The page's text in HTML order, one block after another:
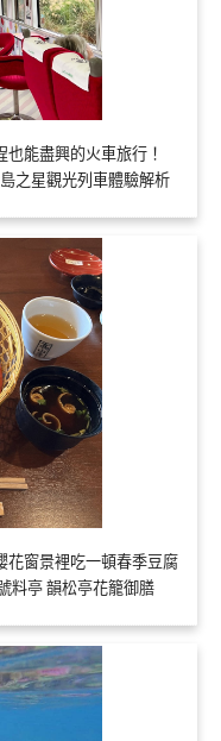
能盡興的火車旅行！
之星觀光列車體驗解析
花窗景裡吃一頓春季豆腐
料亭 韻松亭花籠御膳